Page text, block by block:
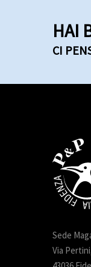
HAI
CI
Sede
Via